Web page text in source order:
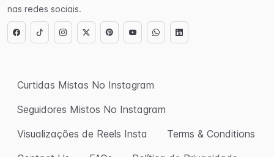
nas redes sociais.
Curtidas Mistas No Instagram
Seguidores Mistos No Instagram
Visualizações de Reels Insta
Terms & Conditions